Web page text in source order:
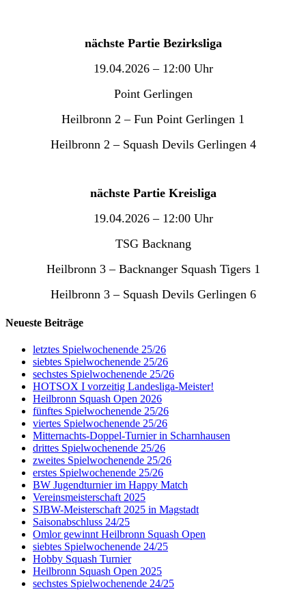
nächste Partie Bezirksliga
19.04.2026 – 12:00 Uhr
Point Gerlingen
Heilbronn 2 – Fun Point Gerlingen 1
Heilbronn 2 – Squash Devils Gerlingen 4
nächste Partie Kreisliga
19.04.2026 – 12:00 Uhr
TSG Backnang
Heilbronn 3 – Backnanger Squash Tigers 1
Heilbronn 3 – Squash Devils Gerlingen 6
Neueste Beiträge
letztes Spielwochenende 25/26
siebtes Spielwochenende 25/26
sechstes Spielwochenende 25/26
HOTSOX I vorzeitig Landesliga-Meister!
Heilbronn Squash Open 2026
fünftes Spielwochenende 25/26
viertes Spielwochenende 25/26
Mitternachts-Doppel-Turnier in Scharnhausen
drittes Spielwochenende 25/26
zweites Spielwochenende 25/26
erstes Spielwochenende 25/26
BW Jugendturnier im Happy Match
Vereinsmeisterschaft 2025
SJBW-Meisterschaft 2025 in Magstadt
Saisonabschluss 24/25
Omlor gewinnt Heilbronn Squash Open
siebtes Spielwochenende 24/25
Hobby Squash Turnier
Heilbronn Squash Open 2025
sechstes Spielwochenende 24/25